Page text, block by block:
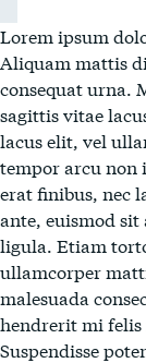
Lorem ipsum
Aliquam mattis
consequat urna.
sagittis vitae
lacus elit, vel
tempor arcu non
erat finibus, nec
ante, euismod
ligula. Etiam
ullamcorper
malesuada
hendrerit mi felis
Suspendisse